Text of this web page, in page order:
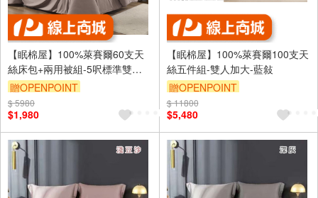
【眠棉屋】100%萊賽爾60支天
絲床包+兩用被組-5呎標準雙人-
松露咖
贈OPENPOINT
$ 5980
$1,980
【眠棉屋】100%萊賽爾100支天
絲五件組-雙人加大-藍敍
贈OPENPOINT
$ 11800
$5,480